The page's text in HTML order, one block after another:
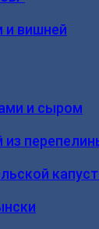
и вишней
и сыром